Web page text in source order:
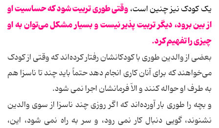
یک کودک نیز چنین است،وقتی طوری تربیت شود که حساسیت او
از بین برود، دیگر تربیت پذیر نیست و بسیار مشکل می‌توان به او
چیزی را تفهیم کرد.
بعضی از والدین طوری با کودکانشان رفتار کرده‌اند که وقتی از کودک
می‌خواهند که برای آنان کاری انجام دهد حتماً باید چند تا ناسزا هم
به طرف او حواله کنند و الاّ فرمانشان اجرا نمی شود.
و بچه را طوری بار آورده‌اند که اگر روزی چند ناسزا از سوی والدین
نشنوند، گویی دنبال کار نمی رود، و سر به راه نمی شود، این،